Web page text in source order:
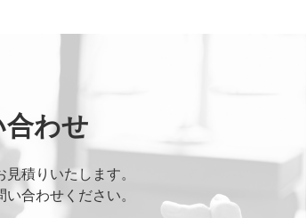
わせ
積りいたします。
合わせください。